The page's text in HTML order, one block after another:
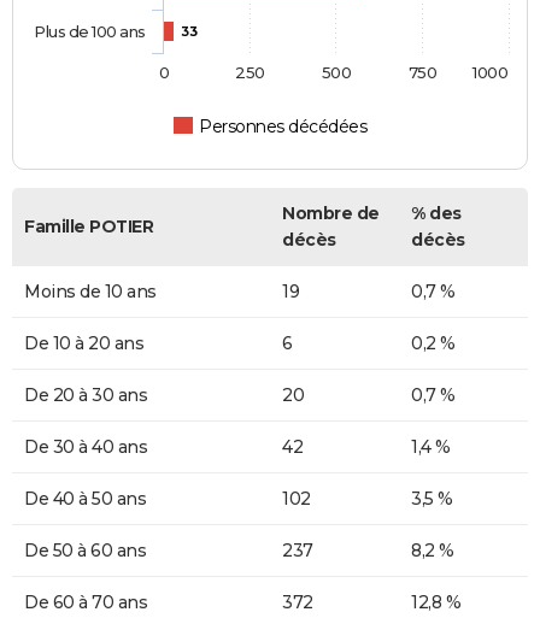
33
Personnes décédées
Plus de 100 ans
0 1000
250 500 750
Famille POTIER
Nombre de
décès
% des
décès
Moins de 10 ans 19 0,7 %
De 10 à 20 ans 6 0,2 %
De 20 à 30 ans 20 0,7 %
De 30 à 40 ans 42 1,4 %
De 40 à 50 ans 102 3,5 %
De 50 à 60 ans 237 8,2 %
De 60 à 70 ans 372 12,8 %